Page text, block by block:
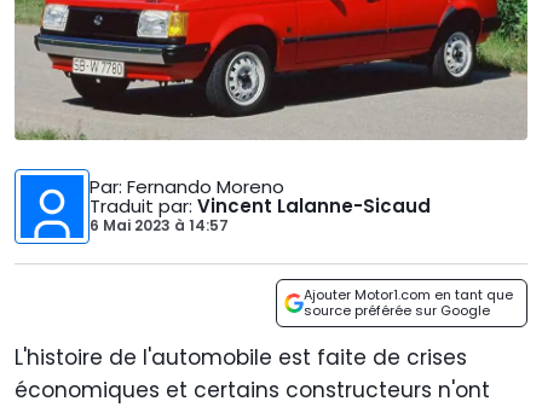
Par: Fernando Moreno
Traduit par: Vincent Lalanne-Sicaud
6 Mai 2023 à 14:57
Ajouter Motor1.com en tant que
source préférée sur Google
L'histoire de l'automobile est faite de crises
économiques et certains constructeurs n'ont